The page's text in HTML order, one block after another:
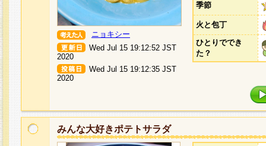
ニョキシー
Wed Jul 15 19:12:52 JST
2020
Wed Jul 15 19:12:35 JST
2020
季節
火と包丁
ひとりででき
た？
みんな大好きポテトサラダ